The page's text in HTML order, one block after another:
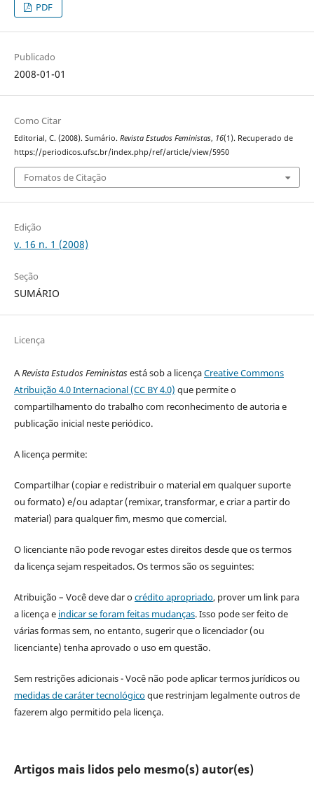
PDF
Publicado
2008-01-01
Como Citar
Editorial, C. (2008). Sumário. Revista Estudos Feministas, 16(1). Recuperado de
https://periodicos.ufsc.br/index.php/ref/article/view/5950
Fomatos de Citação
Edição
v. 16 n. 1 (2008)
Seção
SUMÁRIO
Licença
ARevista Estudos Feministasestá sob a licençaCreative Commons
Atribuição 4.0 Internacional (CC BY 4.0) que permite o
compartilhamento do trabalho com reconhecimento de autoria e
publicação inicial neste periódico.
A licença permite:
Compartilhar (copiar e redistribuir o material em qualquer suporte
ou formato) e/ou adaptar (remixar, transformar, e criar a partir do
material) para qualquer fim, mesmo que comercial.
O licenciante não pode revogar estes direitos desde que os termos
da licença sejam respeitados. Os termos são os seguintes:
Atribuição – Você deve dar ocrédito apropriado, prover um link para
a licença e indicar se foram feitas mudanças. Isso pode ser feito de
várias formas sem, no entanto, sugerir que o licenciador (ou
licenciante) tenha aprovado o uso em questão.
Sem restrições adicionais - Você não pode aplicar termos jurídicos ou
medidas de caráter tecnológicoque restrinjam legalmente outros de
fazerem algo permitido pela licença.
Artigos mais lidos pelo mesmo(s) autor(es)